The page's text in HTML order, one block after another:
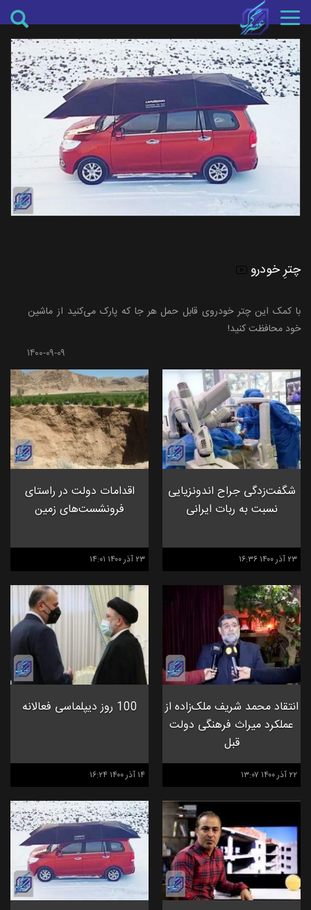
Toggle
navigation
چترِ خودرو
با کمک این چتر خودروی قابل حمل هر جا که پارک می‌کنید از ماشین
خود محافظت کنید!
۱۴۰۰-۰۹-۰۹
شگفت‌زدگی جراح اندونزیایی
نسبت به ربات ایرانی
۲۳ آذر ۱۴۰۰ ۱۶:۳۶
اقدامات دولت در راستای
فرونشست‌های زمین
۲۳ آذر ۱۴۰۰ ۱۴:۰۱
انتقاد محمد شریف ملک‌زاده از
عملکرد میراث فرهنگی دولت
قبل
۲۲ آذر ۱۴۰۰ ۱۳:۰۷
100 روز دیپلماسی فعالانه
۱۴ آذر ۱۴۰۰ ۱۶:۲۴